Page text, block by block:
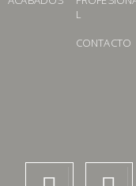
L
CONTACTO